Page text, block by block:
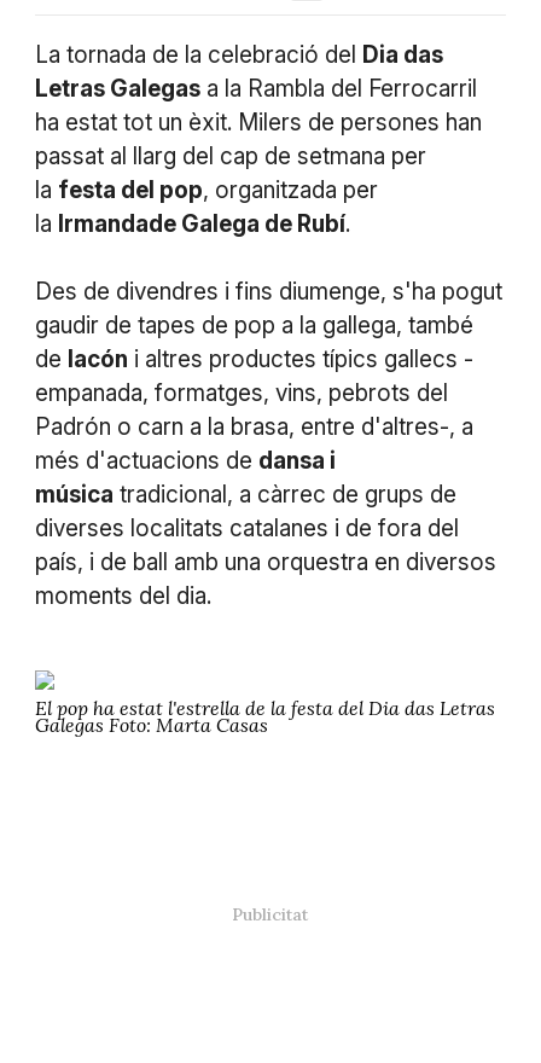
La tornada de la celebració del Dia das
Letras Galegasa la Rambla del Ferrocarril
ha estat tot un èxit. Milers de persones han
passat al llarg del cap de setmana per
la festa del pop, organitzada per
la Irmandade Galega de Rubí.
Des de divendres i fins diumenge, s'ha pogut
gaudir de tapes de pop a la gallega, també
de lacón i altres productes típics gallecs -
empanada, formatges, vins, pebrots del
Padrón o carn a la brasa, entre d'altres-, a
més d'actuacions de dansa i
música tradicional, a càrrec de grups de
diverses localitats catalanes i de fora del
país, i de ball amb una orquestra en diversos
moments del dia.
El pop ha estat l'estrella de la festa del Dia das Letras
Galegas Foto: Marta Casas